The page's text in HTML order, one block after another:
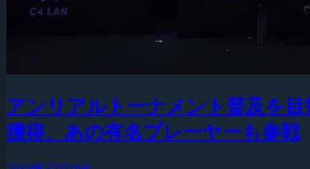
アンリアルトーナメント普及を目
獲得、あの有名プレーヤーも参戦